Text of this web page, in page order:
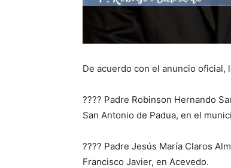
De acuerdo con el anuncio oficial,
???? Padre Robinson Hernando
San Antonio de Padua, en el
???? Padre Jesús María Claros
Francisco Javier, en Acevedo.